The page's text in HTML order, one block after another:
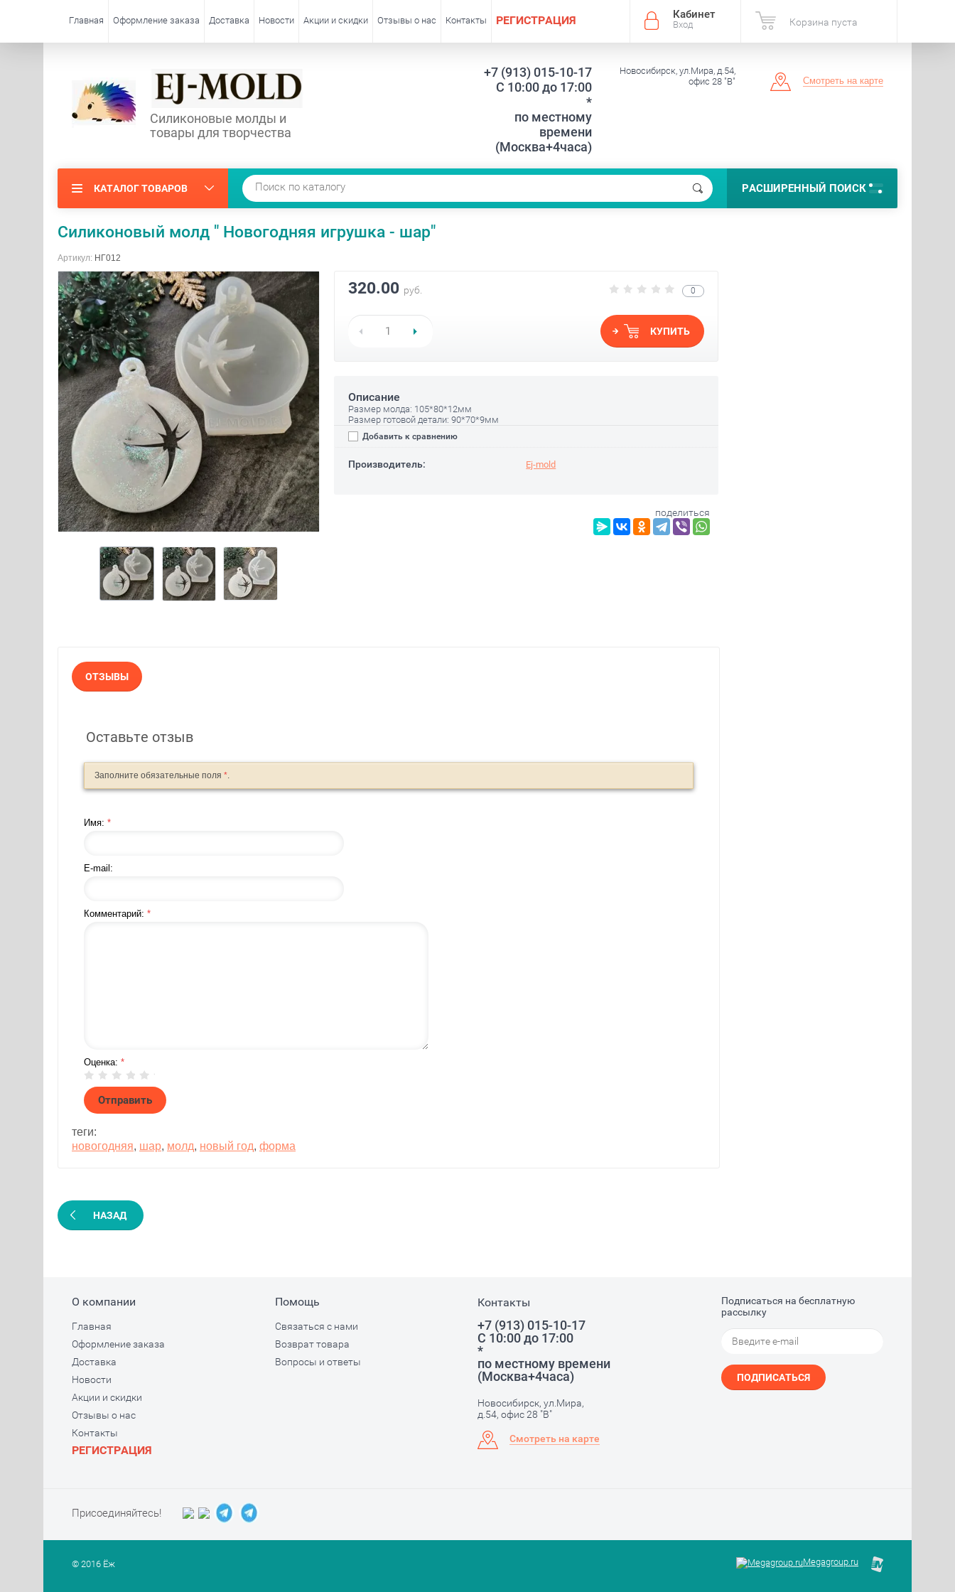
Кабинет
Вход Корзина пуста
Главная Оформление заказа Доставка Новости Акции и скидки Отзывы о нас Контакты РЕГИСТРАЦИЯ
Силиконовые молды и
товары для творчества
+7 (913) 015-10-17
С 10:00 до 17:00
*
по местному
времени
(Москва+4часа)
Новосибирск, ул.Мира, д.54,
офис 28 "В"
Смотреть на карте
КАТАЛОГ ТОВАРОВ РАСШИРЕННЫЙ ПОИСК
Силиконовый молд " Новогодняя игрушка - шар"
Артикул: НГ012
0
320.00 руб.
КУПИТЬ
Описание
Размер молда: 105*80*12мм
Размер готовой детали: 90*70*9мм
Добавить к сравнению
Производитель: Ej-mold
поделиться
ОТЗЫВЫ
Оставьте отзыв
Заполните обязательные поля *
Имя: *
E-mail:
Комментарий: *
Оценка: *
теги:
новогодняя, шар, молд, новый год, форма
НАЗАД
О компании
Главная
Оформление заказа
Доставка
Новости
Акции и скидки
Отзывы о нас
Контакты
РЕГИСТРАЦИЯ
Помощь
Связаться с нами
Возврат товара
Вопросы и ответы
Контакты
+7 (913) 015-10-17
С 10:00 до 17:00
*
по местному времени
(Москва+4часа)
Новосибирск, ул.Мира,
д.54, офис 28 "В"
Смотреть на карте
Подписаться на бесплатную
рассылку
ПОДПИСАТЬСЯ
Присоединяйтесь!
© 2016 Ёж Megagroup.ru